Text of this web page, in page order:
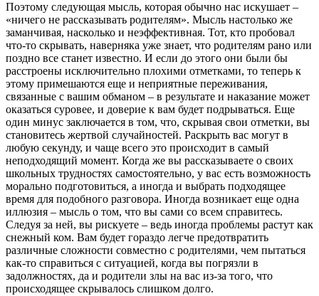
Поэтому следующая мысль, которая обычно нас искушает –
«ничего не рассказывать родителям». Мысль настолько же
заманчивая, насколько и неэффективная. Тот, кто пробовал
что-то скрывать, наверняка уже знает, что родителям рано или
поздно все станет известно. И если до этого они были бы
расстроены исключительно плохими отметками, то теперь к
этому примешаются еще и неприятные переживания,
связанные с вашим обманом – в результате и наказание может
оказаться суровее, и доверие к вам будет подрываться. Еще
один минус заключается в том, что, скрывая свои отметки, вы
становитесь жертвой случайностей. Раскрыть вас могут в
любую секунду, и чаще всего это происходит в самый
неподходящий момент. Когда же вы рассказываете о своих
школьных трудностях самостоятельно, у вас есть возможность
морально подготовиться, а иногда и выбрать подходящее
время для подобного разговора. Иногда возникает еще одна
иллюзия – мысль о том, что вы сами со всем справитесь.
Следуя за ней, вы рискуете – ведь иногда проблемы растут как
снежный ком. Вам будет гораздо легче предотвратить
различные сложности совместно с родителями, чем пытаться
как-то справиться с ситуацией, когда вы погрязли в
задолжностях, да и родители злы на вас из-за того, что
происходящее скрывалось слишком долго.